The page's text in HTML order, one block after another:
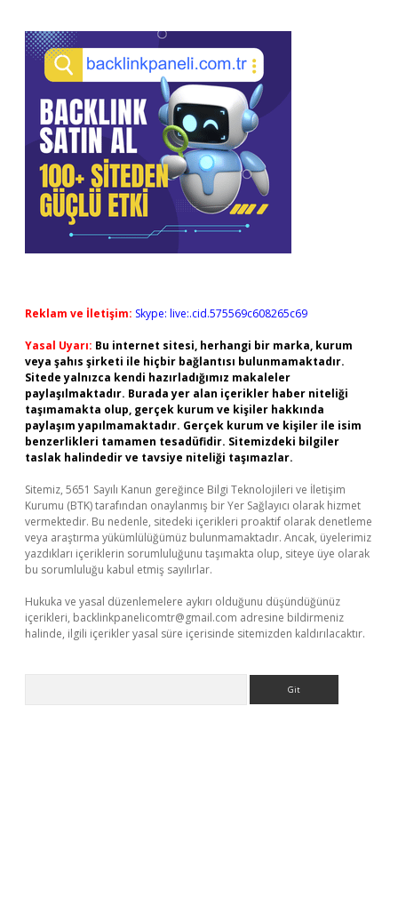
Reklam ve İletişim: Skype: live:.cid.575569c608265c69
Yasal Uyarı: Bu internet sitesi, herhangi bir marka, kurum
veya şahıs şirketi ile hiçbir bağlantısı bulunmamaktadır.
Sitede yalnızca kendi hazırladığımız makaleler
paylaşılmaktadır. Burada yer alan içerikler haber niteliği
taşımamakta olup, gerçek kurum ve kişiler hakkında
paylaşım yapılmamaktadır. Gerçek kurum ve kişiler ile isim
benzerlikleri tamamen tesadüfidir. Sitemizdeki bilgiler
taslak halindedir ve tavsiye niteliği taşımazlar.
Sitemiz, 5651 Sayılı Kanun gereğince Bilgi Teknolojileri ve İletişim
Kurumu (BTK) tarafından onaylanmış bir Yer Sağlayıcı olarak hizmet
vermektedir. Bu nedenle, sitedeki içerikleri proaktif olarak denetleme
veya araştırma yükümlülüğümüz bulunmamaktadır. Ancak, üyelerimiz
yazdıkları içeriklerin sorumluluğunu taşımakta olup, siteye üye olarak
bu sorumluluğu kabul etmiş sayılırlar.
Hukuka ve yasal düzenlemelere aykırı olduğunu düşündüğünüz
içerikleri, backlinkpanelicomtr@gmail.com adresine bildirmeniz
halinde, ilgili içerikler yasal süre içerisinde sitemizden kaldırılacaktır.